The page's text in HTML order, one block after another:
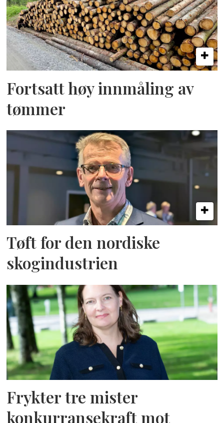
Fortsatt høy innmåling av
tømmer
Tøft for den nordiske
skogindustrien
Frykter tre mister
konkurransekraft mot